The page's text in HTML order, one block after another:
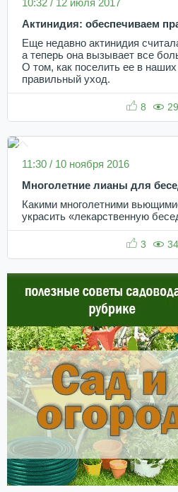
Актинидия: обеспечиваем
Еще недавно актинидия
а теперь она вызывает все
О том, как поселить ее в
правильный уход.
8
11:30 / 10 ноября 2016
Многолетние лианы для
Какими многолетними
украсить «лекарственную
3